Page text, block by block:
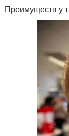
Преимуществ у